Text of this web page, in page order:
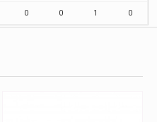
0 0 1 0